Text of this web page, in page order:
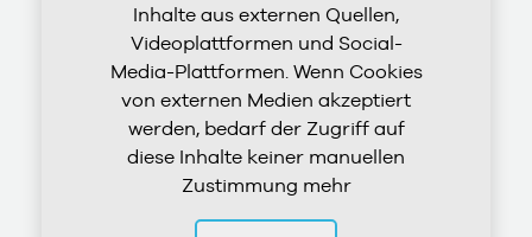
Inhalte aus externen Quellen,
Videoplattformen und Social-
Media-Plattformen. Wenn Cookies
von externen Medien akzeptiert
werden, bedarf der Zugriff auf
diese Inhalte keiner manuellen
Zustimmung mehr